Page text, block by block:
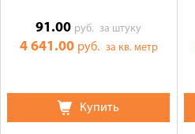
91.00 руб.за штуку
4 641.00 руб. за кв. метр
Купить